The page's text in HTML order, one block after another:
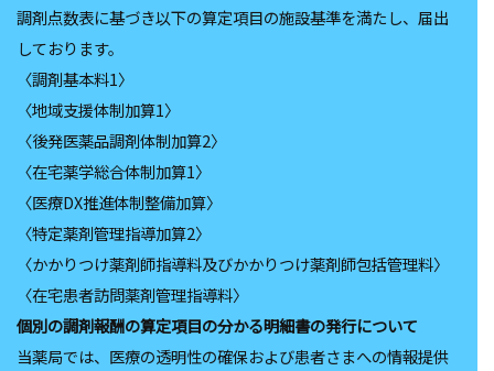
調剤点数表に基づき以下の算定項目の施設基準を満たし、届出
しております。
〈調剤基本料1〉
〈地域支援体制加算1〉
〈後発医薬品調剤体制加算2〉
〈在宅薬学総合体制加算1〉
〈医療DX推進体制整備加算〉
〈特定薬剤管理指導加算2〉
〈かかりつけ薬剤師指導料及びかかりつけ薬剤師包括管理料〉
〈在宅患者訪問薬剤管理指導料〉
個別の調剤報酬の算定項目の分かる明細書の発行について
当薬局では、医療の透明性の確保および患者さまへの情報提供